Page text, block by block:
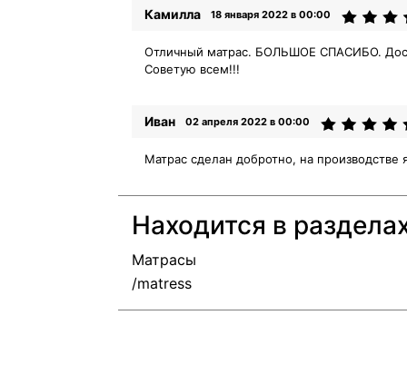
Камилла 18 января 2022 в 00:00
Отличный матрас. БОЛЬШОЕ СПАСИБО.
Советую всем!!!
Иван 02 апреля 2022 в 00:00
Матрас сделан добротно, на производстве
Находится в
Матрасы